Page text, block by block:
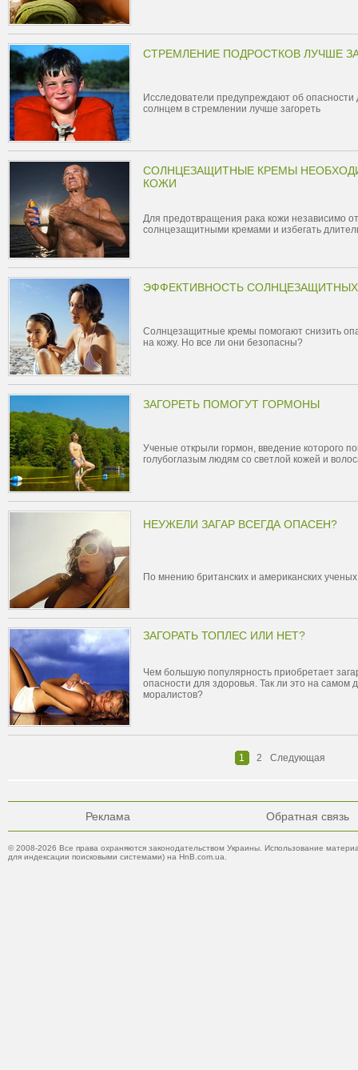
СТРЕМЛЕНИЕ ПОДРОСТКОВ ЛУЧШЕ
Исследователи предупреждают об опасности
солнцем в стремлении лучше загореть
СОЛНЦЕЗАЩИТНЫЕ КРЕМЫ
КОЖИ
Для предотвращения рака кожи независимо
солнцезащитными кремами и избегать
ЭФФЕКТИВНОСТЬ
Солнцезащитные кремы помогают снизить
на кожу. Но все ли они безопасны?
ЗАГОРЕТЬ ПОМОГУТ ГОРМОНЫ
Ученые открыли гормон, введение которого
голубоглазым людям со светлой кожей и
НЕУЖЕЛИ ЗАГАР ВСЕГДА ОПАСЕН?
По мнению британских и американских
ЗАГОРАТЬ ТОПЛЕС ИЛИ НЕТ?
Чем большую популярность приобретает
опасности для здоровья. Так ли это на самом
моралистов?
1 2 Следующая
Реклама Обратная связь
© 2008-2026 Все права охраняются законодательством Украины. Использование
для индексации поисковыми системами) на HnB.com.ua.